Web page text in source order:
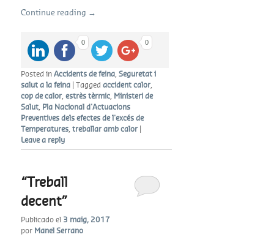
Continue reading →
0 0
Posted in Accidents de feina ,Seguretat i
salut a la feina
|Tagged accident calor
cop de calor ,estrès tèrmic Ministeri de
Salut Pla Nacional d'Actuacions
Preventives dels efectes de l'excés de
Temperatures ,treballar amb calor
Leave a reply
“Treball
decent”
Publicado el 3 maig, 2017
por Manel Serrano